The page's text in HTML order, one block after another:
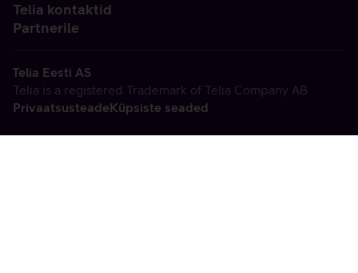
Telia kontaktid
Partnerile
Telia Eesti AS
Telia is a registered Trademark of Telia Company AB
PrivaatsusteadeKüpsiste seaded